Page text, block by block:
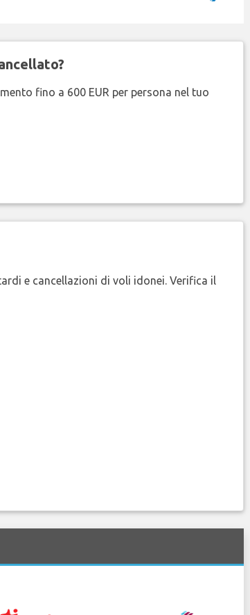
fino a 600 EUR per persona nel tuo
e cancellazioni di voli idonei. Verifica il